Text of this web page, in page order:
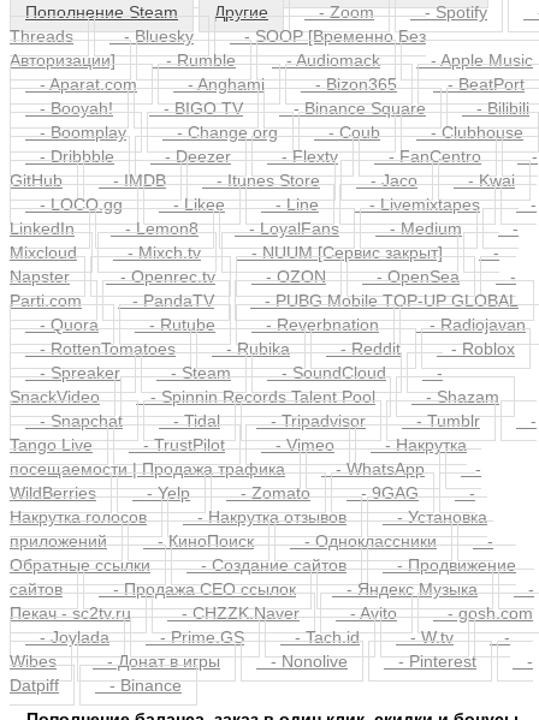
CoinSniper
- Dexscreener
Бесплатно [Для тестов]
Пополнение Steam
Другие - Zoom - Spotify
Threads
- Bluesky
- SOOP [Временно Без
Авторизации]
- Rumble - Audiomack
- Apple Music
- Aparat.com
- Anghami - Bizon365
- BeatPort
- Booyah!
- BIGO TV - Binance Square
- Bilibili
- Boomplay
- Change org - Coub
- Clubhouse
- Dribbble
- Deezer - Flextv - FanCentro
-
GitHub
- IMDB - Itunes Store - Jaco
- Kwai
- LOCO.gg
- Likee - Line - Livemixtapes
-
LinkedIn
- Lemon8 - LoyalFans - Medium
-
Mixcloud
- Mixch.tv - NUUM [Сервис закрыт]
-
Napster
- Openrec.tv - OZON - OpenSea
-
Parti.com
- PandaTV
- PUBG Mobile TOP-UP GLOBAL
- Quora
- Rutube - Reverbnation
- Radiojavan
- RottenTomatoes
- Rubika - Reddit
- Roblox
- Spreaker
- Steam - SoundCloud
-
SnackVideo
- Spinnin Records Talent Pool
- Shazam
- Snapchat
- Tidal - Tripadvisor - Tumblr
-
Tango Live
- TrustPilot - Vimeo
- Накрутка
посещаемости | Продажа трафика
- WhatsApp
-
WildBerries
- Yelp - Zomato - 9GAG
-
Накрутка голосов
- Накрутка отзывов
- Установка
приложений
- КиноПоиск - Одноклассники
-
Обратные ссылки
- Создание сайтов
- Продвижение
сайтов
- Продажа СЕО ссылок - Яндекс Музыка
-
Пекач - sc2tv.ru
- CHZZK.Naver - Avito
- gosh.com
- Joylada
- Prime.GS - Tach.id - W.tv
-
Wibes
- Донат в игры - Nonolive - Pinterest
-
Datpiff
- Binance